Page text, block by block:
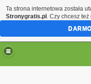
Ta strona internetowa została
Stronygratis.pl . Czy chcesz też